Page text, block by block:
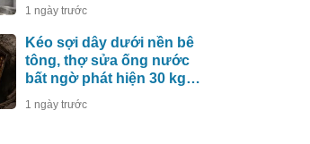
1 ngày trước
Kéo sợi dây dưới nền bê
tông, thợ sửa ống nước
bất ngờ phát hiện 30 kg
tiền vàng, khu vực lập tức
bị phong tỏa
1 ngày trước